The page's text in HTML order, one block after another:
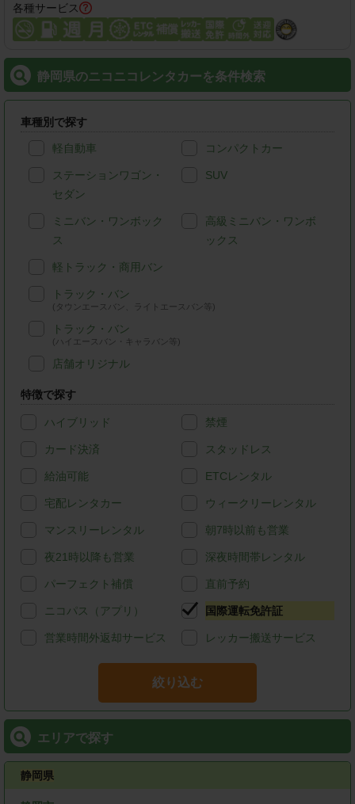
各種サービス
静岡県のニコニコレンタカーを条件検索
車種別で探す
軽自動車 コンパクトカー
ステーションワゴン・
セダン
SUV
ミニバン・ワンボック
ス
高級ミニバン・ワンボ
ックス
軽トラック・商用バン
トラック・バン
(タウンエースバン、ライトエースバン等)
トラック・バン
(ハイエースバン・キャラバン等)
店舗オリジナル
特徴で探す
ハイブリッド 禁煙
カード決済 スタッドレス
給油可能 ETCレンタル
宅配レンタカー ウィークリーレンタル
マンスリーレンタル 朝7時以前も営業
夜21時以降も営業 深夜時間帯レンタル
パーフェクト補償 直前予約
ニコパス（アプリ） 国際運転免許証
営業時間外返却サービス レッカー搬送サービス
絞り込む
エリアで探す
静岡県